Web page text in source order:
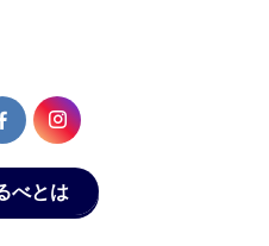
べとは